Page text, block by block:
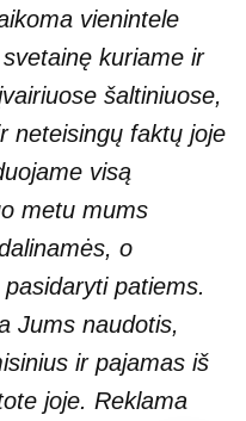
vienintele
kuriame ir
šaltiniuose,
neteisingų faktų joje
visą
metu mums
o
patiems.
Jums naudotis,
ir pajamas iš
joje. Reklama